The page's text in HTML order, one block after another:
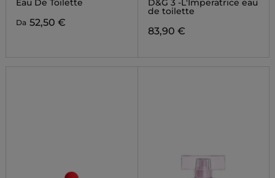
Eau De Toilette
Da 52,50 €
D&G 3 -L'Imperatrice eau
de toilette
83,90 €